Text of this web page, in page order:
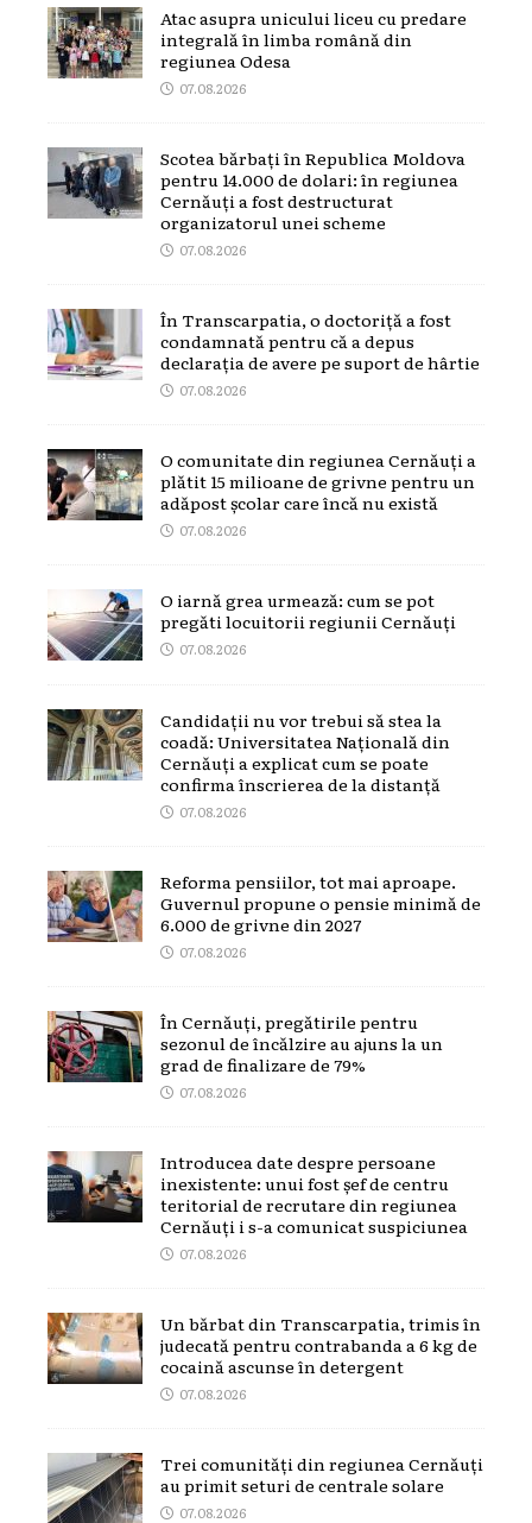
Atac asupra unicului liceu cu predare
integrală în limba română din
regiunea Odesa
07.08.2026
Scotea bărbați în Republica Moldova
pentru 14.000 de dolari: în regiunea
Cernăuți a fost destructurat
organizatorul unei scheme
07.08.2026
În Transcarpatia, o doctoriță a fost
condamnată pentru că a depus
declarația de avere pe suport de hârtie
07.08.2026
O comunitate din regiunea Cernăuți a
plătit 15 milioane de grivne pentru un
adăpost școlar care încă nu există
07.08.2026
O iarnă grea urmează: cum se pot
pregăti locuitorii regiunii Cernăuți
07.08.2026
Candidații nu vor trebui să stea la
coadă: Universitatea Națională din
Cernăuți a explicat cum se poate
confirma înscrierea de la distanță
07.08.2026
Reforma pensiilor, tot mai aproape.
Guvernul propune o pensie minimă de
6.000 de grivne din 2027
07.08.2026
În Cernăuți, pregătirile pentru
sezonul de încălzire au ajuns la un
grad de finalizare de 79%
07.08.2026
Introducea date despre persoane
inexistente: unui fost șef de centru
teritorial de recrutare din regiunea
Cernăuți i s-a comunicat suspiciunea
07.08.2026
Un bărbat din Transcarpatia, trimis în
judecată pentru contrabanda a 6 kg de
cocaină ascunse în detergent
07.08.2026
Trei comunități din regiunea Cernăuți
au primit seturi de centrale solare
07.08.2026